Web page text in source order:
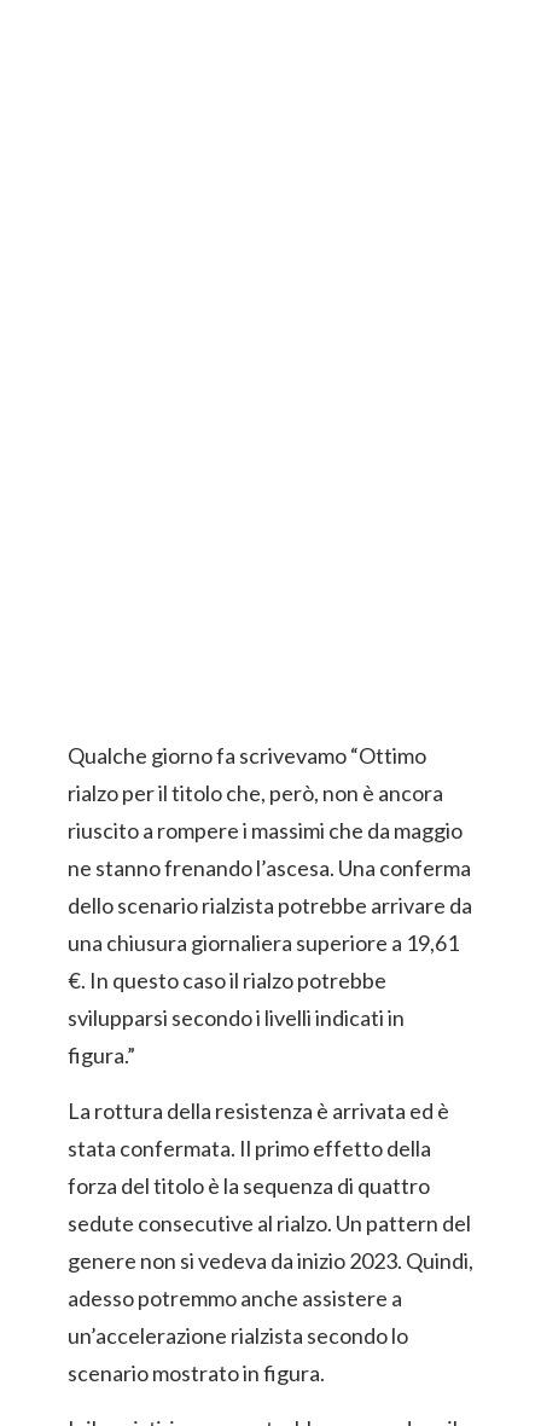
Qualche giorno fa scrivevamo “Ottimo
rialzo per il titolo che, però, non è ancora
riuscito a rompere i massimi che da maggio
ne stanno frenando l’ascesa. Una conferma
dello scenario rialzista potrebbe arrivare da
una chiusura giornaliera superiore a 19,61
€. In questo caso il rialzo potrebbe
svilupparsi secondo i livelli indicati in
figura.”
La rottura della resistenza è arrivata ed è
stata confermata. Il primo effetto della
forza del titolo è la sequenza di quattro
sedute consecutive al rialzo. Un pattern del
genere non si vedeva da inizio 2023. Quindi,
adesso potremmo anche assistere a
un’accelerazione rialzista secondo lo
scenario mostrato in figura.